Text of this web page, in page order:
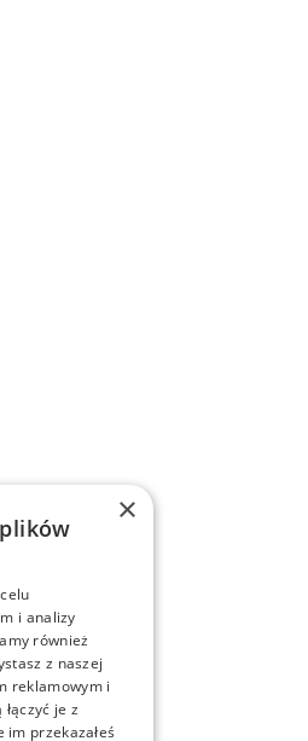
×
i analizy
również
z naszej
reklamowym i
je z
przekazałeś